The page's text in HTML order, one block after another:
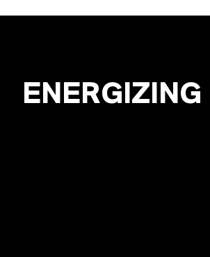
ENERGIZING